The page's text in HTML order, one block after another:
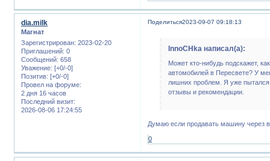
Поделиться2023-09-07 09:18:13
dia.milk
Магнат
Зарегистрирован: 2023-02-20
Приглашений: 0
Сообщений: 658
Уважение: [+0/-0]
Позитив: [+0/-0]
Провел на форуме:
2 дня 16 часов
Последний визит:
2026-08-06 17:24:55
InnoCHka написал(а):
Может кто-нибудь подскажет,
автомобилей в Пересвете? У
лишних проблем. Я уже
отзывы и рекомендации.
Думаю если продавать машину через
0